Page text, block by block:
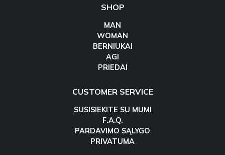
SHOP
MAN
WOMAN
BERNIUKAI
AGI
PRIEDAI
CUSTOMER SERVICE
SUSISIEKITE SU MUMI
F.A.Q.
PARDAVIMO SĄLYGO
PRIVATUMA